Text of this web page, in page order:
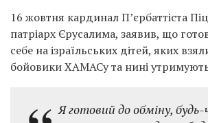
16 жовтня кардинал П’єрбаттіста
патріарх Єрусалима, заявив, що
себе на ізраїльських дітей, яких
бойовики ХАМАСу та нині утримують
Я готовий до обміну,